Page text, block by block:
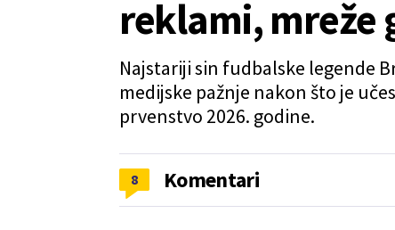
reklami, mreže
Najstariji sin fudbalske legende
medijske pažnje nakon što je
prvenstvo 2026. godine.
8 Komentari